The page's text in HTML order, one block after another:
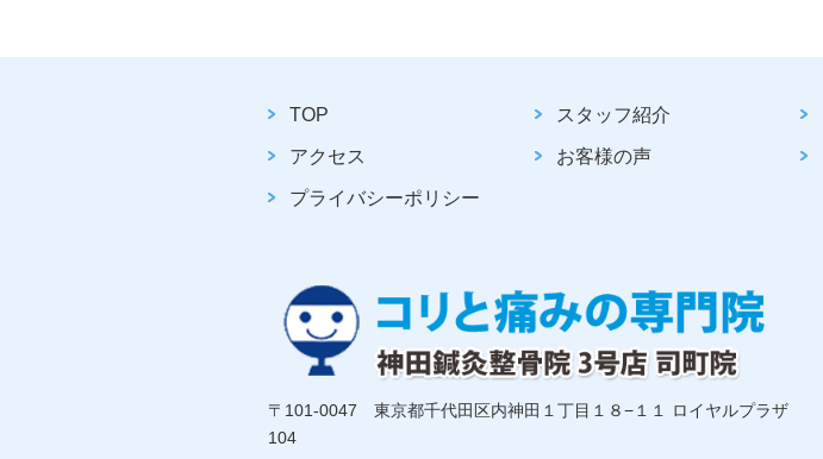
TOP スタッフ紹介
アクセス お客様の声
プライバシーポリシー
〒101-0047 東京都千代田区内神田１丁目１８−１１ ロイヤルプラザ
104